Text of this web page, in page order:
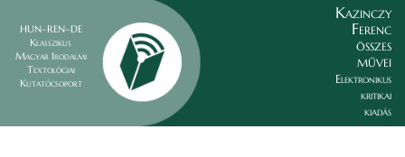
HUN–REN–DE
Klasszikus
Magyar Irodalmi
Textológiai
Kutatócsoport
Kazinczy
Ferenc
összes
művei
Elektronikus
kritikai
kiadás